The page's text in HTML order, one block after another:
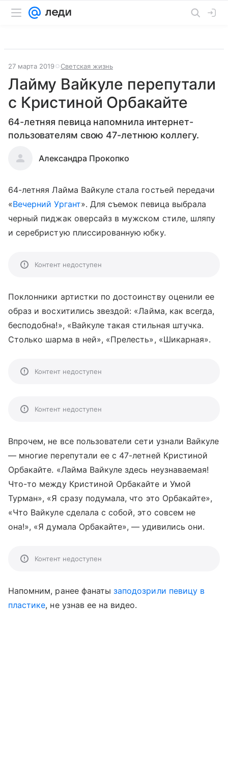
27 марта 2019 Светская жизнь
Лайму Вайкуле перепутали
с Кристиной Орбакайте
64-летняя певица напомнила интернет-
пользователям свою 47-летнюю коллегу.
Александра Прокопко
64-летняя Лайма Вайкуле стала гостьей передачи
«Вечерний Ургант». Для съемок певица выбрала
черный пиджак оверсайз в мужском стиле, шляпу
и серебристую плиссированную юбку.
Контент недоступен
Поклонники артистки по достоинству оценили ее
образ и восхитились звездой: «Лайма, как всегда,
бесподобна!», «Вайкуле такая стильная штучка.
Столько шарма в ней», «Прелесть», «Шикарная».
Контент недоступен
Контент недоступен
Впрочем, не все пользователи сети узнали Вайкуле
— многие перепутали ее с 47-летней Кристиной
Орбакайте. «Лайма Вайкуле здесь неузнаваемая!
Что-то между Кристиной Орбакайте и Умой
Турман», «Я сразу подумала, что это Орбакайте»,
«Что Вайкуле сделала с собой, это совсем не
она!», «Я думала Орбакайте», — удивились они.
Контент недоступен
Напомним, ранее фанатызаподозрили певицу в
пластике, не узнав ее на видео.